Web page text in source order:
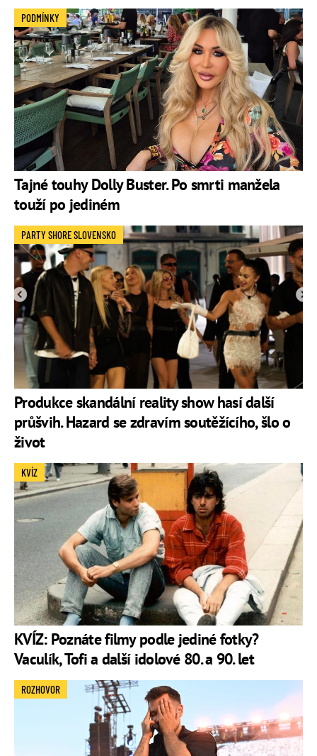
Tajné touhy Dolly Buster. Po smrti manžela
touží po jediném
PODMÍNKY
Produkce skandální reality show hasí další
průšvih. Hazard se zdravím soutěžícího, šlo o
život
PARTY SHORE SLOVENSKO
KVÍZ: Poznáte filmy podle jediné fotky?
Vaculík, Tofi a další idolové 80. a 90. let
KVÍZ
ROZHOVOR